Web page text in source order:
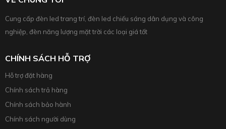
Cung cấp đèn led trang trí, đèn led chiếu sáng dân dụng và công
nghiệp, đèn năng lượng mặt trời các loại giá tốt
CHÍNH SÁCH HỖ TRỢ
Hỗ trợ đặt hàng
Chính sách trả hàng
Chính sách bảo hành
Chính sách người dùng